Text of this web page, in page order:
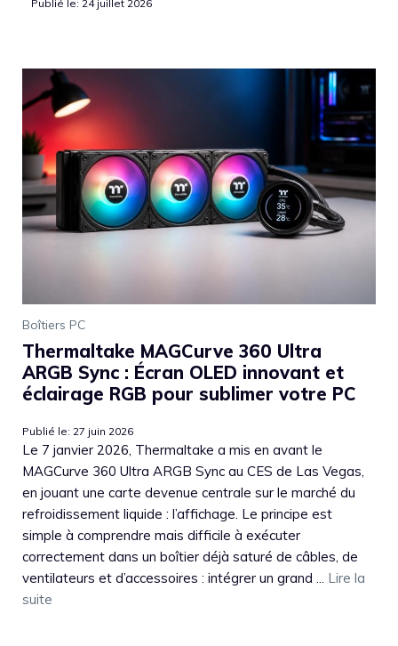
Publié le: 24 juillet 2026
Boîtiers PC
Thermaltake MAGCurve 360 Ultra
ARGB Sync : Écran OLED innovant et
éclairage RGB pour sublimer votre PC
Publié le: 27 juin 2026
Le 7 janvier 2026, Thermaltake a mis en avant le
MAGCurve 360 Ultra ARGB Sync au CES de Las Vegas,
en jouant une carte devenue centrale sur le marché du
refroidissement liquide : l’affichage. Le principe est
simple à comprendre mais difficile à exécuter
correctement dans un boîtier déjà saturé de câbles, de
ventilateurs et d’accessoires : intégrer un grand ... Lire la
suite